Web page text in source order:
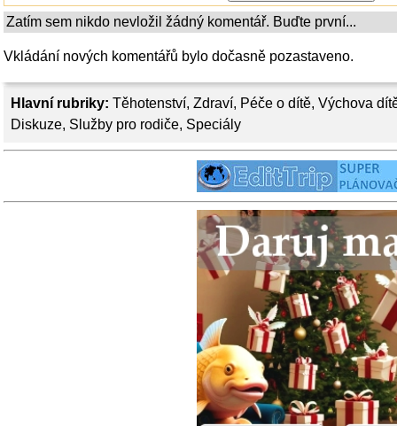
Hlavní rubriky: Těhotenství, Zdraví, Péče o dítě, Výchova
Diskuze, Služby pro rodiče, Speciály
Zatím sem nikdo nevložil žádný komentář. Buďte první...
Vkládání nových komentářů bylo dočasně pozastaveno.